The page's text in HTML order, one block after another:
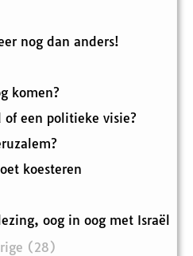
nog dan anders!
komen?
een politieke visie?
koesteren
oog in oog met Israël
(28)